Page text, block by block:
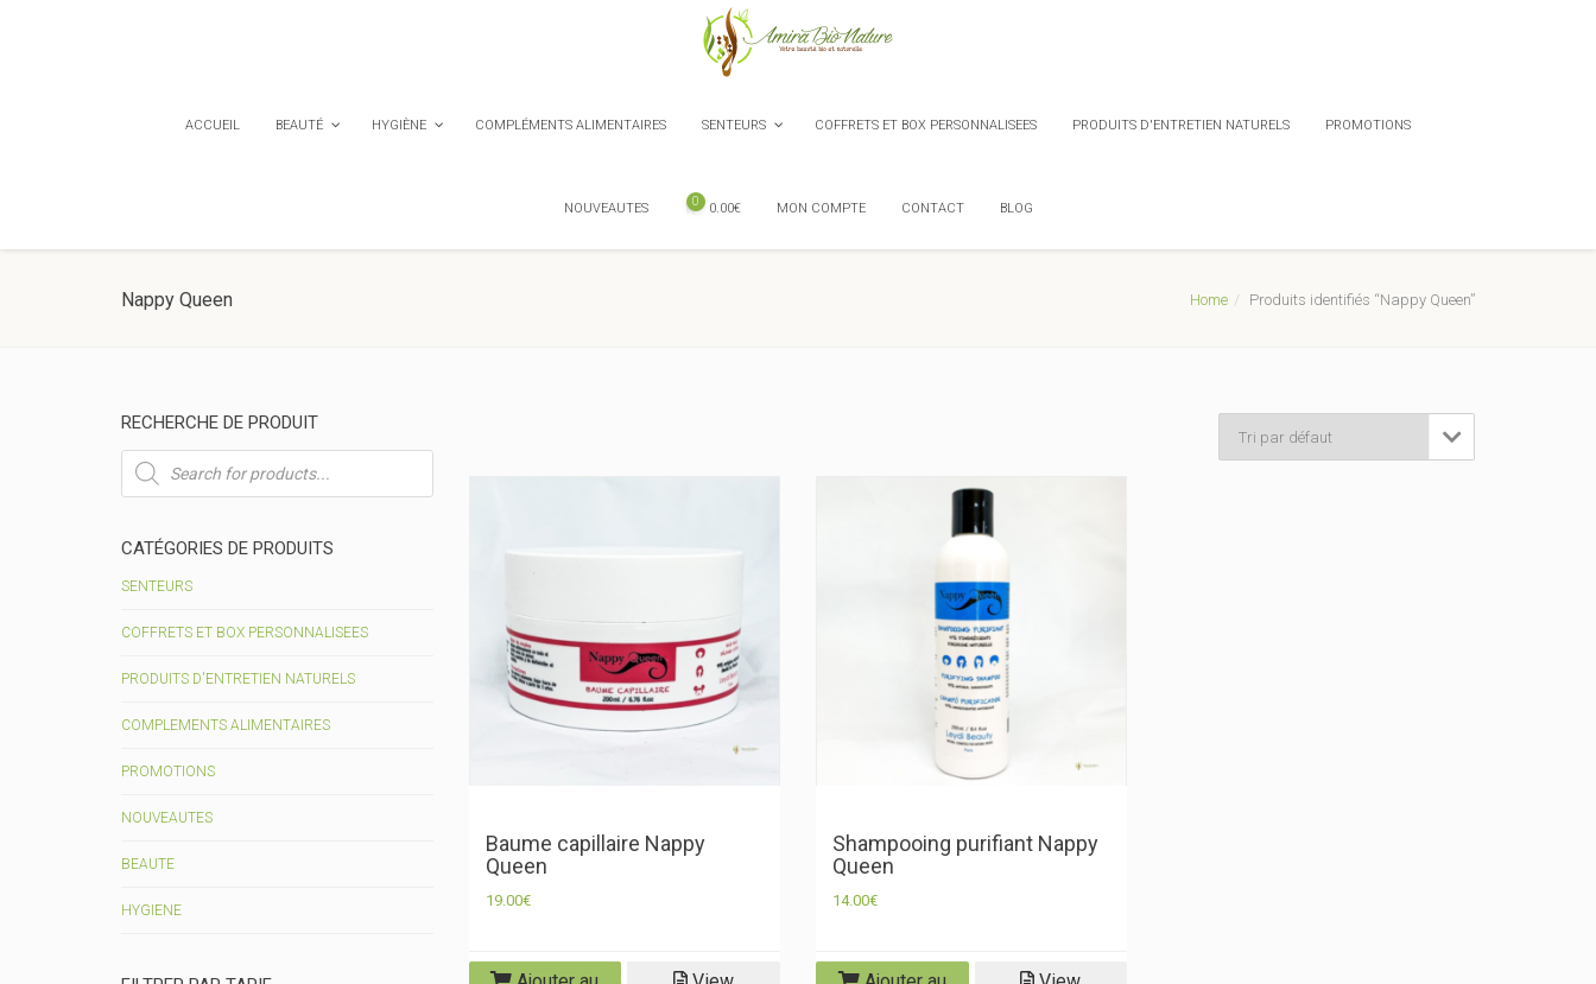
ACCUEIL BEAUTÉ HYGIÈNE COMPLÉMENTS ALIMENTAIRES SENTEURS COFFRETS ET BOX PERSONNALISEES PRODUITS D'ENTRETIEN NATURELS PROMOTIONS
NOUVEAUTES 0 0.00€ MON COMPTE CONTACT BLOG
Nappy Queen Home Produits identifiés “Nappy Queen”
RECHERCHE DE PRODUIT
Recherche
de
produits
CATÉGORIES DE PRODUITS
SENTEURS
COFFRETS ET BOX PERSONNALISEES
PRODUITS D'ENTRETIEN NATURELS
COMPLEMENTS ALIMENTAIRES
PROMOTIONS
NOUVEAUTES
BEAUTE
HYGIENE

Baume capillaire Nappy
Queen
19.00€
Shampooing purifiant Nappy
Queen
14.00€